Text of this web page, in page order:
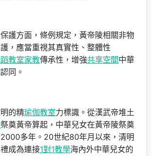
護方面，條例規定，黃帝陵相關非物
，應當重視其真實性、整體性
教室家教傳承性，增強共享空間中華
同。
的精瑜伽教室力標識。從漢武帝堆土
祭奠黃帝算起，中華兒女在黃帝陵祭奠
多年。20世紀80年月以來，清明
成為連接1對1教學海內外中華兒女的